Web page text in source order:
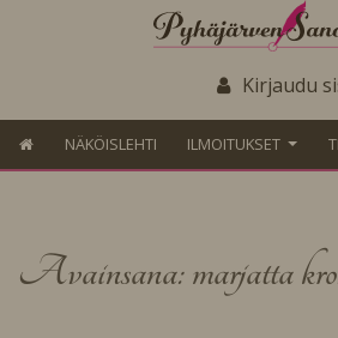
Kirjaudu
NÄKÖISLEHTI ILMOITUKSET
Avainsana: marjatta